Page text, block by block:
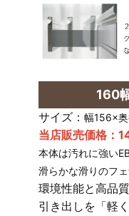
160
サイズ： 幅156×
当店販売価格：
本体は汚れに強い
滑らかな滑りのフェ
環境性能と高品
引き出しを「軽